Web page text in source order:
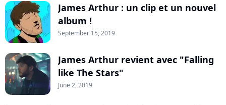
James Arthur : un clip et un nouvel
album !
September 15, 2019
James Arthur revient avec "Falling
like The Stars"
June 2, 2019